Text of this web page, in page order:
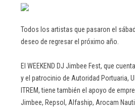
Todos los artistas que pasaron el
deseo de regresar el próximo año.
El WEEKEND DJ Jimbee Fest, que
y el patrocinio de Autoridad Portuaria,
ITREM, tiene también el apoyo de
Jimbee, Repsol, Alfaship, Arocam